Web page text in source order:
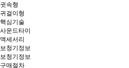
귓속형
귀걸이형
핵심기술
사운드타이
액세서리
보청기정보
보청기정보
구매절차